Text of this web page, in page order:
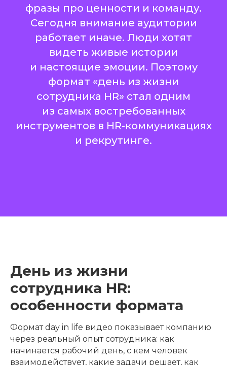
фразы про ценности и команду.
Сегодня внимание аудитории
работает иначе. Люди хотят
видеть живые истории
и настоящие эмоции. Поэтому
формат «день из жизни
сотрудника HR» стал одним
из самых востребованных
инструментов в HR-коммуникациях
и рекрутинге.
День из жизни
сотрудника HR:
особенности формата
Формат day in life видео показывает компанию
через реальный опыт сотрудника: как
начинается рабочий день, с кем человек
взаимодействует, какие задачи решает, как